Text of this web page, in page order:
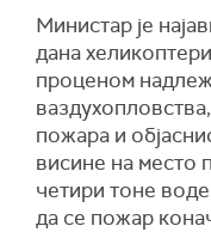
Министар је
дана
проценом
пожара и
висине на место
четири тоне
да се пожар